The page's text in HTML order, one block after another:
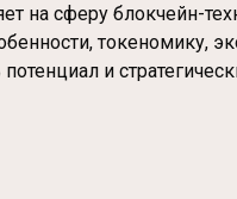
на сферу блокчейн-
токеномику,
и